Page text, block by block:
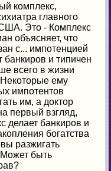
комплекс,
главного
Это - Комплекс
объясняет, что
с... импотенцией
банкиров и типичен
всего в жизни
Некоторые ему
импотентов
им, а доктор
первый взгляд,
делает банкиров и
богатства
разжигать
быть